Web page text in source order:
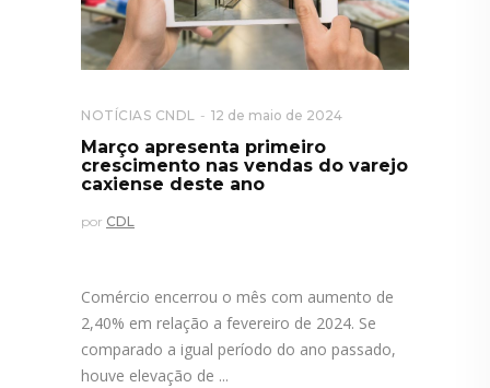
NOTÍCIAS CNDL 12 de maio de 2024
Março apresenta primeiro
crescimento nas vendas do varejo
caxiense deste ano
por CDL
Comércio encerrou o mês com aumento de
2,40% em relação a fevereiro de 2024. Se
comparado a igual período do ano passado,
houve elevação de